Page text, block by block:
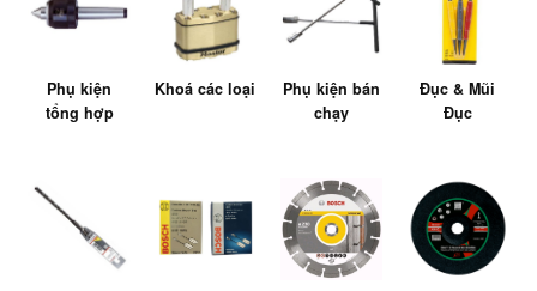
Phụ kiện
tổng hợp
Khoá các loại
Phụ kiện bán
chạy
Đục & Mũi
Đục